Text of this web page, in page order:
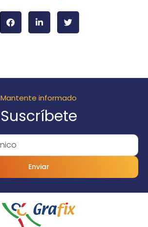
Mantente informado
Suscríbete
Enviar